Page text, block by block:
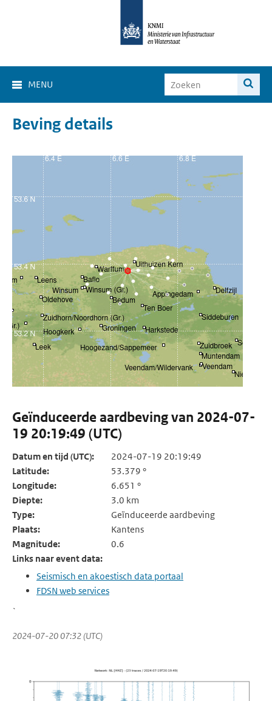
MENU
Beving details
Geïnduceerde aardbeving van 2024-07-
19 20:19:49 (UTC)
Datum en tijd (UTC):
2024-07-19 20:19:49
Latitude:
53.379 °
Longitude:
6.651 °
Diepte:
3.0 km
Type:
Geïnduceerde aardbeving
Plaats:
Kantens
Magnitude:
0.6
Links naar event data:
Seismisch en akoestisch data portaal
FDSN web services
`
2024-07-20 07:32 (UTC)